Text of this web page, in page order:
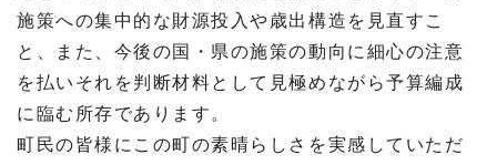
施策への集中的な財源投入や歳出構造を見直すこ
と、また、今後の国・県の施策の動向に細心の注意
を払いそれを判断材料として見極めながら予算編成
に臨む所存であります。
町民の皆様にこの町の素晴らしさを実感していただ